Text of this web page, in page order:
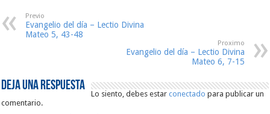
Previo
Evangelio del día – Lectio Divina
Mateo 5, 43-48
Proximo
Evangelio del día – Lectio Divina
Mateo 6, 7-15
Deja una respuesta
Lo siento, debes estarconectado para publicar un
comentario.